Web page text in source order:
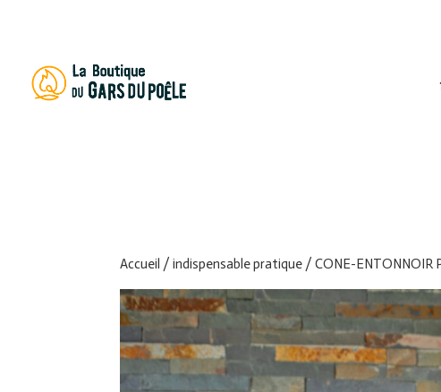
Accueil /indispensable pratique / CONE-ENTONNOIR